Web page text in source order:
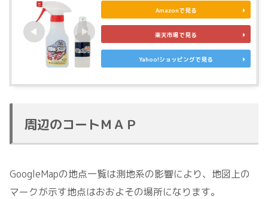
Amazonで見る
楽天市場で見る
Yahoo!ショッピングで見る
周辺のコートＭＡＰ
GoogleMapの地点一覧は測地系の影響により、地図上の
マークが示す地点はおおよその場所になります。